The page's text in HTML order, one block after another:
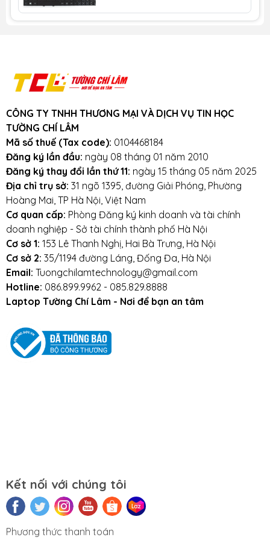
lượng cao. Với tiêu chí chất lượng là hàng đầu,
chúng thôi cam kết không bán hàng kém chất
Lưu ý khi sử dụng pin laptop:
Tránh bàn phím bị va đập mạnh, tránh laptop bị rơi
Tránh bàn phím bị dính nước,hạn chế cất giữ và sử
dụng laptop trong điều kiện ẩm thấp.
Vệ sinh bàn phím thường xuyên.
Mọi yêu cầu đặt hàng, hỗ trợ tư vấn sản phẩm xin
liên hệ qua hotline:
0911390666 – 02438684912
Hoặc qua trực tiếp cửa hàng:
Quận Hai Bà Trưng- Hà Nội.
CÔNG TY TNHH THƯƠNG MẠI VÀ DỊCH VỤ TIN HỌC
TƯỜNG CHÍ LÂM
Mã số thuế (Tax code): 0104468184
Đăng ký lần đầu: ngày 08 tháng 01 năm 2010
Đăng ký thay đổi lần thứ 11: ngày 15 tháng 05 năm 2025
Địa chỉ trụ sở: 31 ngõ 1395, đường Giải Phóng, Phường
Hoàng Mai, TP Hà Nội, Việt Nam
Cơ quan cấp: Phòng Đăng ký kinh doanh và tài chính
doanh nghiệp - Sở tài chính thành phố Hà Nội
Cơ sở 1: 153 Lê Thanh Nghị, Hai Bà Trưng, Hà Nội
Cơ sở 2: 35/1194 đường Láng, Đống Đa, Hà Nội
Email: Tuongchilamtechnology@gmail.com
Hotline: 086.899.9962 - 085.829.8888
Laptop Tường Chí Lâm - Nơi để bạn an tâm
Kết nối với chúng tôi
Phương thức thanh toán